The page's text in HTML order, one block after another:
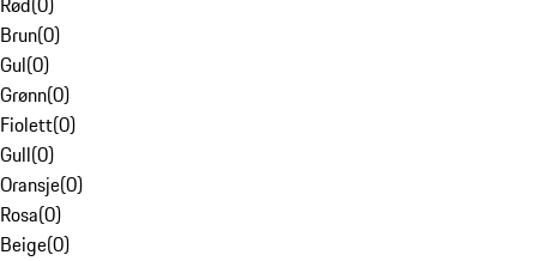
Brun(0)
Gul(0)
Grønn(0)
Fiolett(0)
Gull(0)
Oransje(0)
Rosa(0)
Beige(0)